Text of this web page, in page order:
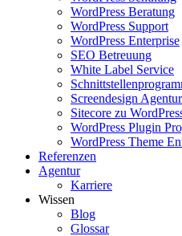
WordPress Beratung
WordPress Support
WordPress Enterprise
SEO Betreuung
White Label Service
Screendesign Agentur
Sitecore zu
WordPress Plugin
WordPress Theme
Referenzen
Agentur
Karriere
Wissen
Blog
Glossar